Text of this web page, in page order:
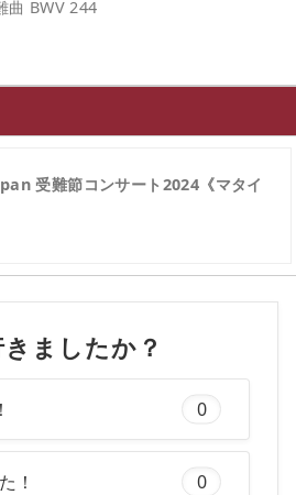
曲 BWV 244
受難節コンサート2024《マタイ
ましたか？
0
！ 0